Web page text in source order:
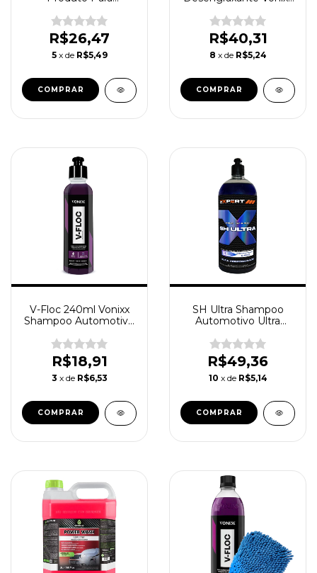
Spray Limpador
Automotivo Pronto
Uso 500ml Toalha
R$26,47
5 x de R$5,49
Concentrado Lava
Auto 1,5L
R$40,31
8 x de R$5,24
V-Floc 240ml Vonixx
Shampoo Automotivo
R$18,91
3 x de R$6,53
SH Ultra Shampoo
Automotivo Ultra
Lava Autos Expert 1L
R$49,36
10 x de R$5,14